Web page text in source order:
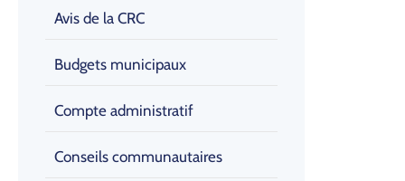
Avis de la CRC
Budgets municipaux
Compte administratif
Conseils communautaires